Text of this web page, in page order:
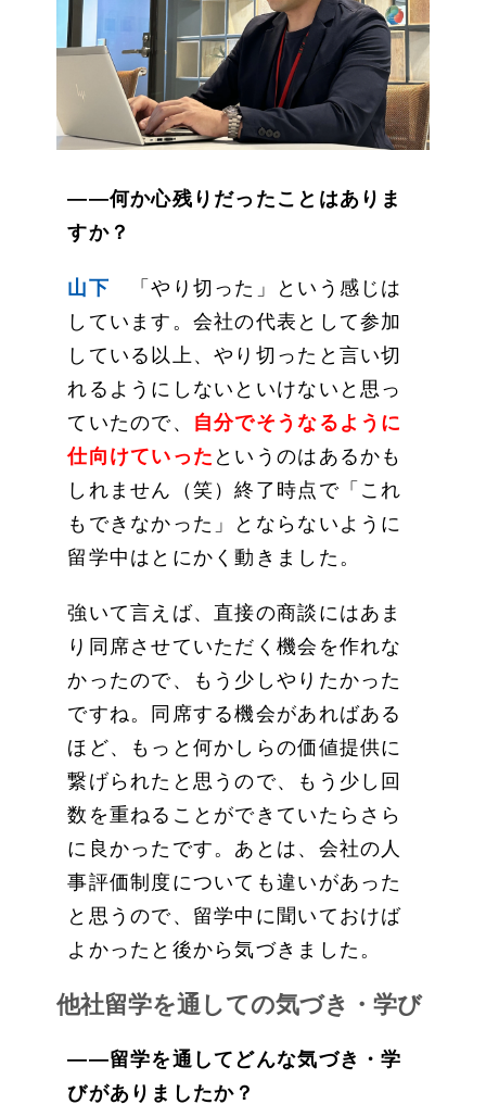
——何か心残りだったことはありま
すか？
山下 「やり切った」という感じは
しています。会社の代表として参加
している以上、やり切ったと言い切
れるようにしないといけないと思っ
ていたので、
自分でそうなるように
仕向けていった というのはあるかも
しれません（笑）終了時点で「これ
もできなかった」とならないように
留学中はとにかく動きました。
強いて言えば、直接の商談にはあま
り同席させていただく機会を作れな
かったので、もう少しやりたかった
ですね。同席する機会があればある
ほど、もっと何かしらの価値提供に
繋げられたと思うので、もう少し回
数を重ねることができていたらさら
に良かったです。あとは、会社の人
事評価制度についても違いがあった
と思うので、留学中に聞いておけば
よかったと後から気づきました。
他社留学を通しての気づき・学び
——留学を通してどんな気づき・学
びがありましたか？